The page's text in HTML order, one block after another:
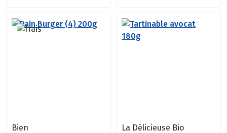
Bien La Délicieuse Bio